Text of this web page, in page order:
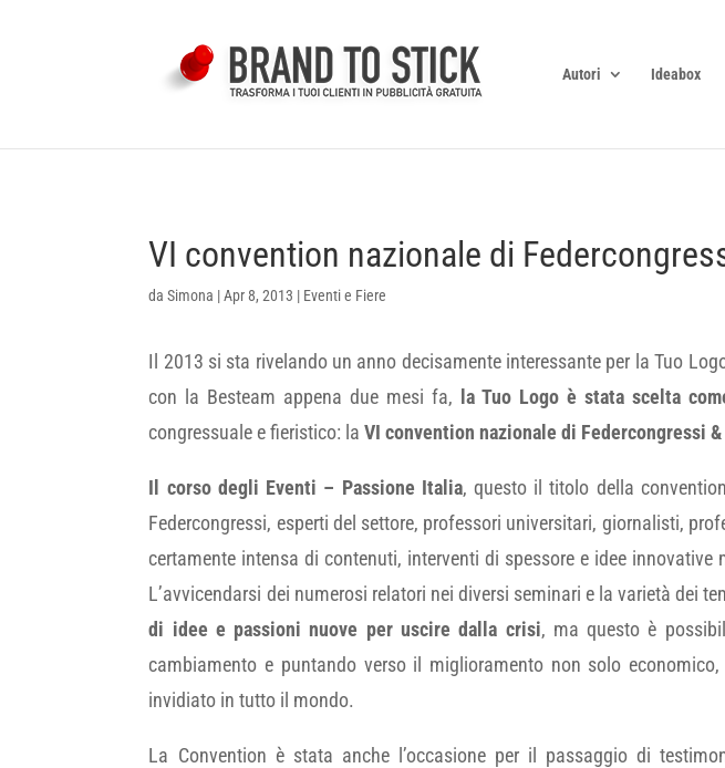
Autori Ideabox
VI convention nazionale di
daSimona |Apr 8, 2013 | Eventi e Fiere
Il 2013 si sta rivelando un anno decisamente interessante per la Tuo
con la Besteam appena due mesi fa, la Tuo Logo è stata scelta
congressuale e fieristico: laVI convention nazionale di Federcongressi
Il corso degli Eventi – Passione Italia, questo il titolo della
Federcongressi, esperti del settore, professori universitari, giornalisti,
certamente intensa di contenuti, interventi di spessore e idee
L’avvicendarsi dei numerosi relatori nei diversi seminari e la varietà dei
di idee e passioni nuove per uscire dalla crisi, ma questo è
cambiamento e puntando verso il miglioramento non solo
invidiato in tutto il mondo.
La Convention è stata anche l’occasione per il passaggio di